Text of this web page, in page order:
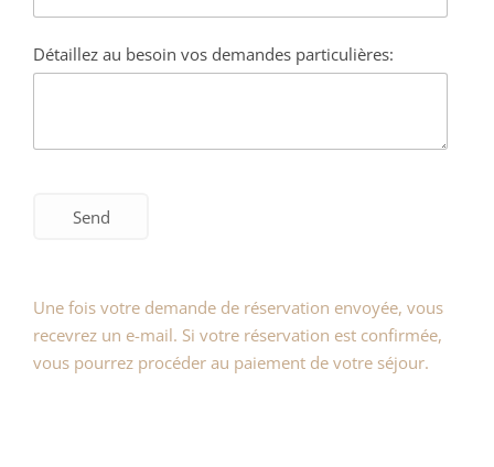
Détaillez au besoin vos demandes particulières:
Une fois votre demande de réservation envoyée, vous
recevrez un e-mail. Si votre réservation est confirmée,
vous pourrez procéder au paiement de votre séjour.